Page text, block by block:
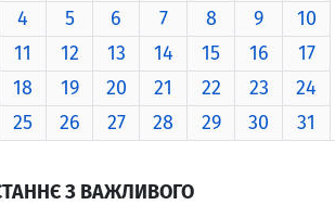
4
5 6 7 8 9
10
11
12 13 14 15 16
17
18
19 20 21 22 23
24
25
26 27 28 29 30 31
З ВАЖЛИВОГО